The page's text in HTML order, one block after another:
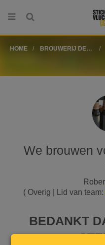
HOME
BROUWERIJ DE
We brouwen
( Overig | Lid van team:
BEDANKT